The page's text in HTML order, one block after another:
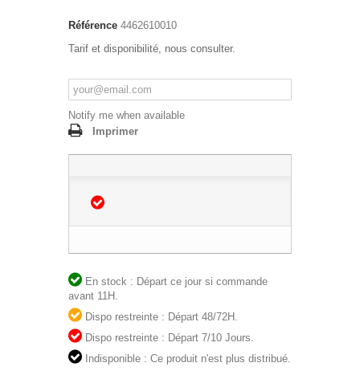
Référence 4462610010
Tarif et disponibilité, nous consulter.
Notify me when available
Imprimer
En stock : Départ ce jour si commande
avant 11H.
Dispo restreinte : Départ 48/72H.
Dispo restreinte : Départ 7/10 Jours.
Indisponible : Ce produit n'est plus distribué.